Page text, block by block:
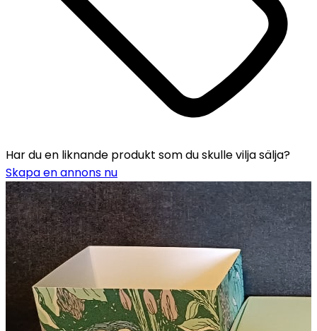
Har du en liknande produkt som du skulle vilja sälja?
Skapa en annons nu